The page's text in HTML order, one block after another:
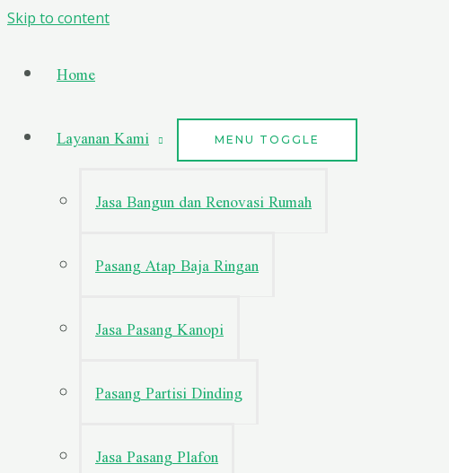
Skip to content
Home
Layanan Kami
MENU TOGGLE
Jasa Bangun dan Renovasi Rumah
Pasang Atap Baja Ringan
Jasa Pasang Kanopi
Pasang Partisi Dinding
Jasa Pasang Plafon